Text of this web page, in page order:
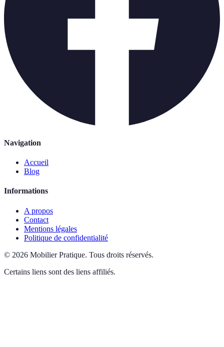
Navigation
Accueil
Blog
Informations
A propos
Contact
Mentions légales
Politique de confidentialité
© 2026 Mobilier Pratique. Tous droits réservés.
Certains liens sont des liens affiliés.